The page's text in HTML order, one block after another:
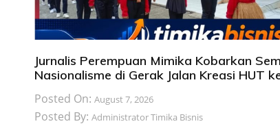
Jurnalis Perempuan Mimika Kobarkan
Nasionalisme di Gerak Jalan Kreasi HUT
Posted On: August 7, 2026
Posted By: Administrator Timika Bisnis